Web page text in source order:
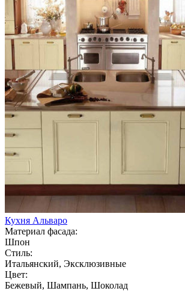
Кухня Альваро
Материал фасада:
Шпон
Стиль:
Итальянский, Эксклюзивные
Цвет:
Бежевый, Шампань, Шоколад